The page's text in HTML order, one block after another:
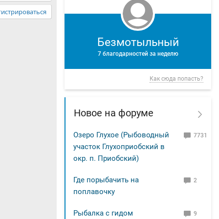
Безмотыльный
7 благодарностей за неделю
Как сюда попасть?
Новое на форуме
Озеро Глухое (Рыбоводный
участок Глухоприобский в
окр. п. Приобский)
7731
Где порыбачить на
поплавочку
2
Рыбалка с гидом
9